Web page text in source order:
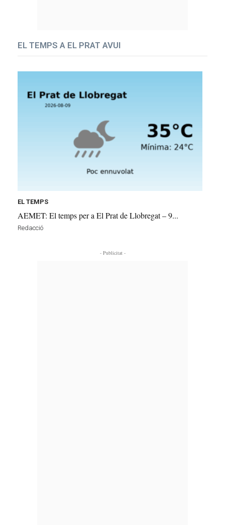
EL TEMPS A EL PRAT AVUI
EL TEMPS
AEMET: El temps per a El Prat de Llobregat – 9...
Redacció
- Publicitat -